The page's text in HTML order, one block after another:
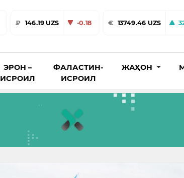
₽ 146.19 UZS -0.18 € 13749.46 UZS
ЭРОН –
ИСРОИЛ
ФАЛАСТИН-
ИСРОИЛ
ЖАҲОН